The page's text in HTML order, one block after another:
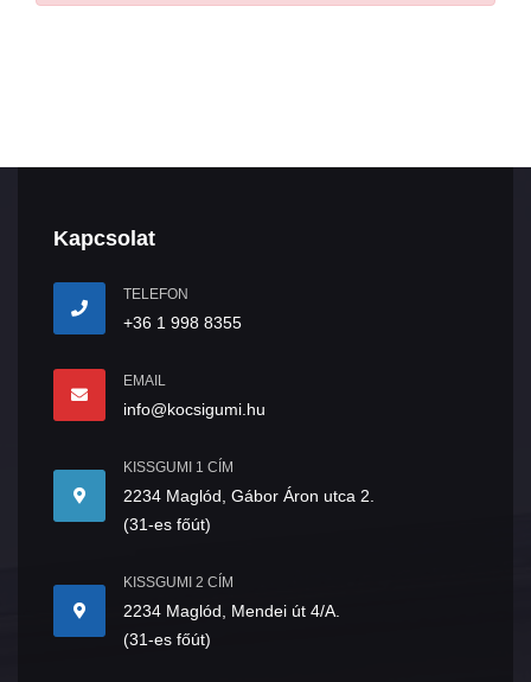
Kapcsolat
TELEFON
+36 1 998 8355
EMAIL
info@kocsigumi.hu
KISSGUMI 1 CÍM
2234 Maglód, Gábor Áron utca 2.
(31-es főút)
KISSGUMI 2 CÍM
2234 Maglód, Mendei út 4/A.
(31-es főút)